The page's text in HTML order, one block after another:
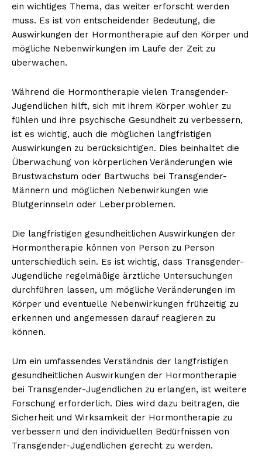
ein wichtiges Thema, das weiter erforscht werden
muss. Es ist von entscheidender Bedeutung, die
Auswirkungen der Hormontherapie auf den Körper und
mögliche Nebenwirkungen im Laufe der Zeit zu
überwachen.
Während die Hormontherapie vielen Transgender-
Jugendlichen hilft, sich mit ihrem Körper wohler zu
fühlen und ihre psychische Gesundheit zu verbessern,
ist es wichtig, auch die möglichen langfristigen
Auswirkungen zu berücksichtigen. Dies beinhaltet die
Überwachung von körperlichen Veränderungen wie
Brustwachstum oder Bartwuchs bei Transgender-
Männern und möglichen Nebenwirkungen wie
Blutgerinnseln oder Leberproblemen.
Die langfristigen gesundheitlichen Auswirkungen der
Hormontherapie können von Person zu Person
unterschiedlich sein. Es ist wichtig, dass Transgender-
Jugendliche regelmäßige ärztliche Untersuchungen
durchführen lassen, um mögliche Veränderungen im
Körper und eventuelle Nebenwirkungen frühzeitig zu
erkennen und angemessen darauf reagieren zu
können.
Um ein umfassendes Verständnis der langfristigen
gesundheitlichen Auswirkungen der Hormontherapie
bei Transgender-Jugendlichen zu erlangen, ist weitere
Forschung erforderlich. Dies wird dazu beitragen, die
Sicherheit und Wirksamkeit der Hormontherapie zu
verbessern und den individuellen Bedürfnissen von
Transgender-Jugendlichen gerecht zu werden.